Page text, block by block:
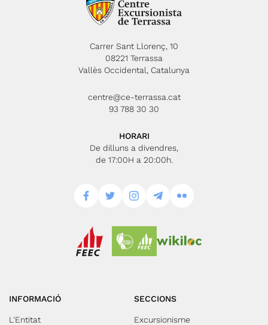
Carrer Sant Llorenç, 10
08221 Terrassa
Vallès Occidental, Catalunya
centre@ce-terrassa.cat
93 788 30 30
HORARI
De dilluns a divendres,
de 17:00H a 20:00h.
INFORMACIÓ
L'Entitat
SECCIONS
Excursionisme